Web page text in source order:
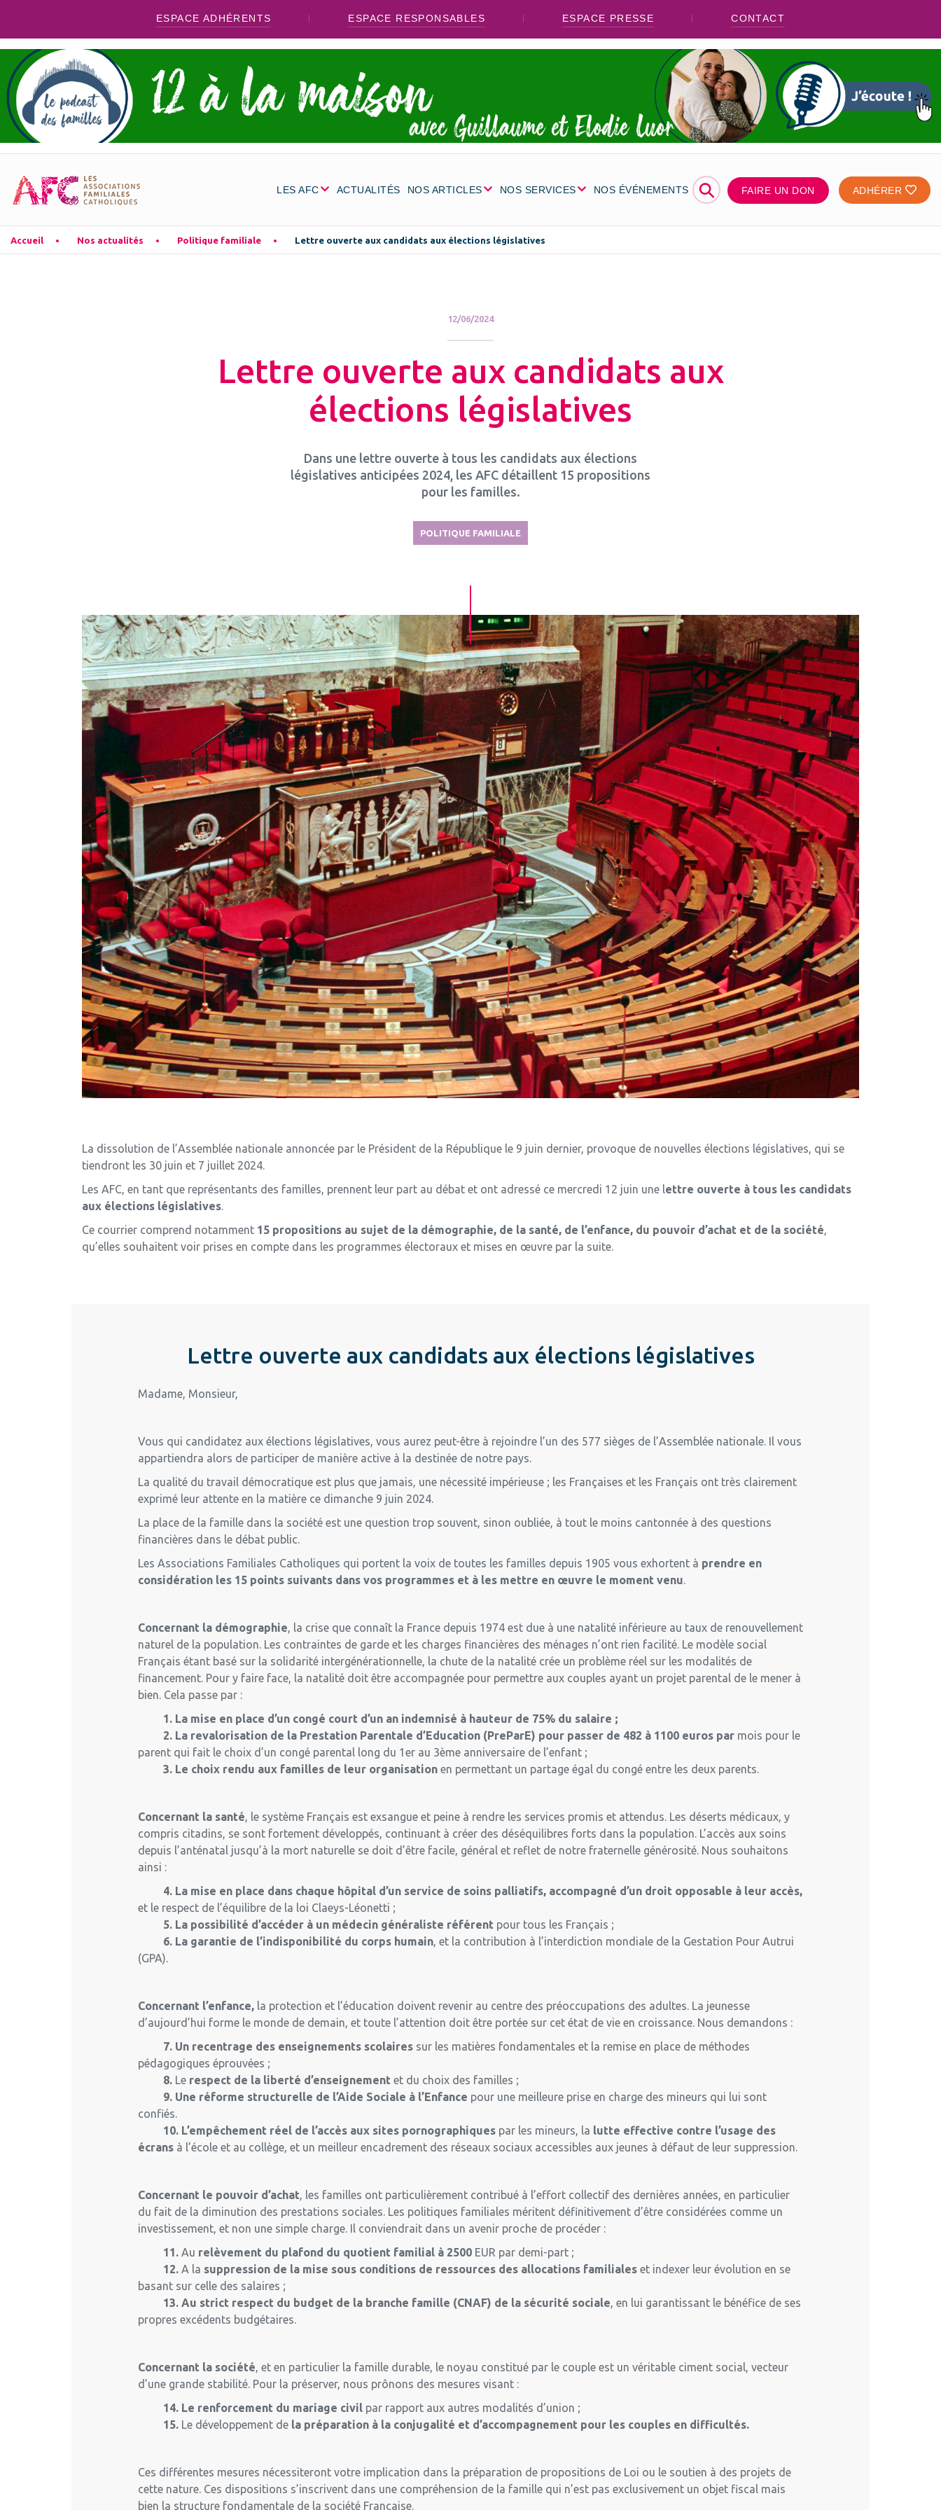
ESPACE ADHÉRENTS ESPACE RESPONSABLES ESPACE PRESSE CONTACT
LES AFC ACTUALITÉS NOS ARTICLES NOS SERVICES NOS ÉVÉNEMENTS ⚲ FAIRE UN DON ADHÉRER
Accueil Nos actualités Politique familiale Lettre ouverte aux candidats aux élections législatives
12/06/2024
Lettre ouverte aux candidats aux
élections législatives
Dans une lettre ouverte à tous les candidats aux élections
législatives anticipées 2024, les AFC détaillent 15 propositions
pour les familles.
POLITIQUE FAMILIALE
La dissolution de l’Assemblée nationale annoncée par le Président de la République le 9 juin dernier, provoque de nouvelles élections législatives, qui se
tiendront les 30 juin et 7 juillet 2024.
Les AFC, en tant que représentants des familles, prennent leur part au débat et ont adressé ce mercredi 12 juin une lettre ouverte à tous les candidats
aux élections législatives.
Ce courrier comprend notamment 15 propositions au sujet de la démographie, de la santé, de l’enfance, du pouvoir d’achat et de la société,
qu’elles souhaitent voir prises en compte dans les programmes électoraux et mises en œuvre par la suite.
Lettre ouverte aux candidats aux élections législatives
Madame, Monsieur,
Vous qui candidatez aux élections législatives, vous aurez peut-être à rejoindre l’un des 577 sièges de l’Assemblée nationale. Il vous
appartiendra alors de participer de manière active à la destinée de notre pays.
La qualité du travail démocratique est plus que jamais, une nécessité impérieuse ; les Françaises et les Français ont très clairement
exprimé leur attente en la matière ce dimanche 9 juin 2024.
La place de la famille dans la société est une question trop souvent, sinon oubliée, à tout le moins cantonnée à des questions
financières dans le débat public.
Les Associations Familiales Catholiques qui portent la voix de toutes les familles depuis 1905 vous exhortent à prendre en
considération les 15 points suivants dans vos programmes et à les mettre en œuvre le moment venu.
Concernant la démographie, la crise que connaît la France depuis 1974 est due à une natalité inférieure au taux de renouvellement
naturel de la population. Les contraintes de garde et les charges financières des ménages n’ont rien facilité. Le modèle social
Français étant basé sur la solidarité intergénérationnelle, la chute de la natalité crée un problème réel sur les modalités de
financement. Pour y faire face, la natalité doit être accompagnée pour permettre aux couples ayant un projet parental de le mener à
bien. Cela passe par :
1. La mise en place d’un congé court d’un an indemnisé à hauteur de 75% du salaire ;
2. La revalorisation de la Prestation Parentale d’Education (PreParE) pour passer de 482 à 1100 euros par mois pour le
parent qui fait le choix d’un congé parental long du 1er au 3ème anniversaire de l’enfant ;
3. Le choix rendu aux familles de leur organisation en permettant un partage égal du congé entre les deux parents.
Concernant la santé, le système Français est exsangue et peine à rendre les services promis et attendus. Les déserts médicaux, y
compris citadins, se sont fortement développés, continuant à créer des déséquilibres forts dans la population. L’accès aux soins
depuis l’anténatal jusqu’à la mort naturelle se doit d’être facile, général et reflet de notre fraternelle générosité. Nous souhaitons
ainsi :
4. La mise en place dans chaque hôpital d’un service de soins palliatifs, accompagné d’un droit opposable à leur accès,
et le respect de l’équilibre de la loi Claeys-Léonetti ;
5. La possibilité d’accéder à un médecin généraliste référent pour tous les Français ;
6. La garantie de l’indisponibilité du corps humain, et la contribution à l’interdiction mondiale de la Gestation Pour Autrui
(GPA).
Concernant l’enfance, la protection et l’éducation doivent revenir au centre des préoccupations des adultes. La jeunesse
d’aujourd’hui forme le monde de demain, et toute l’attention doit être portée sur cet état de vie en croissance. Nous demandons :
7. Un recentrage des enseignements scolaires sur les matières fondamentales et la remise en place de méthodes
pédagogiques éprouvées ;
8. Le respect de la liberté d’enseignement et du choix des familles ;
9. Une réforme structurelle de l’Aide Sociale à l’Enfance pour une meilleure prise en charge des mineurs qui lui sont
confiés.
10. L’empêchement réel de l’accès aux sites pornographiques par les mineurs, la lutte effective contre l’usage des
écrans à l’école et au collège, et un meilleur encadrement des réseaux sociaux accessibles aux jeunes à défaut de leur suppression.
Concernant le pouvoir d’achat, les familles ont particulièrement contribué à l’effort collectif des dernières années, en particulier
du fait de la diminution des prestations sociales. Les politiques familiales méritent définitivement d’être considérées comme un
investissement, et non une simple charge. Il conviendrait dans un avenir proche de procéder :
11. Au relèvement du plafond du quotient familial à 2500 EUR par demi-part ;
12. A la suppression de la mise sous conditions de ressources des allocations familiales et indexer leur évolution en se
basant sur celle des salaires ;
13. Au strict respect du budget de la branche famille (CNAF) de la sécurité sociale, en lui garantissant le bénéfice de ses
propres excédents budgétaires.
Concernant la société, et en particulier la famille durable, le noyau constitué par le couple est un véritable ciment social, vecteur
d’une grande stabilité. Pour la préserver, nous prônons des mesures visant :
14. Le renforcement du mariage civil par rapport aux autres modalités d’union ;
15. Le développement de la préparation à la conjugalité et d’accompagnement pour les couples en difficultés.
Ces différentes mesures nécessiteront votre implication dans la préparation de propositions de Loi ou le soutien à des projets de
cette nature. Ces dispositions s’inscrivent dans une compréhension de la famille qui n’est pas exclusivement un objet fiscal mais
bien la structure fondamentale de la société Française.